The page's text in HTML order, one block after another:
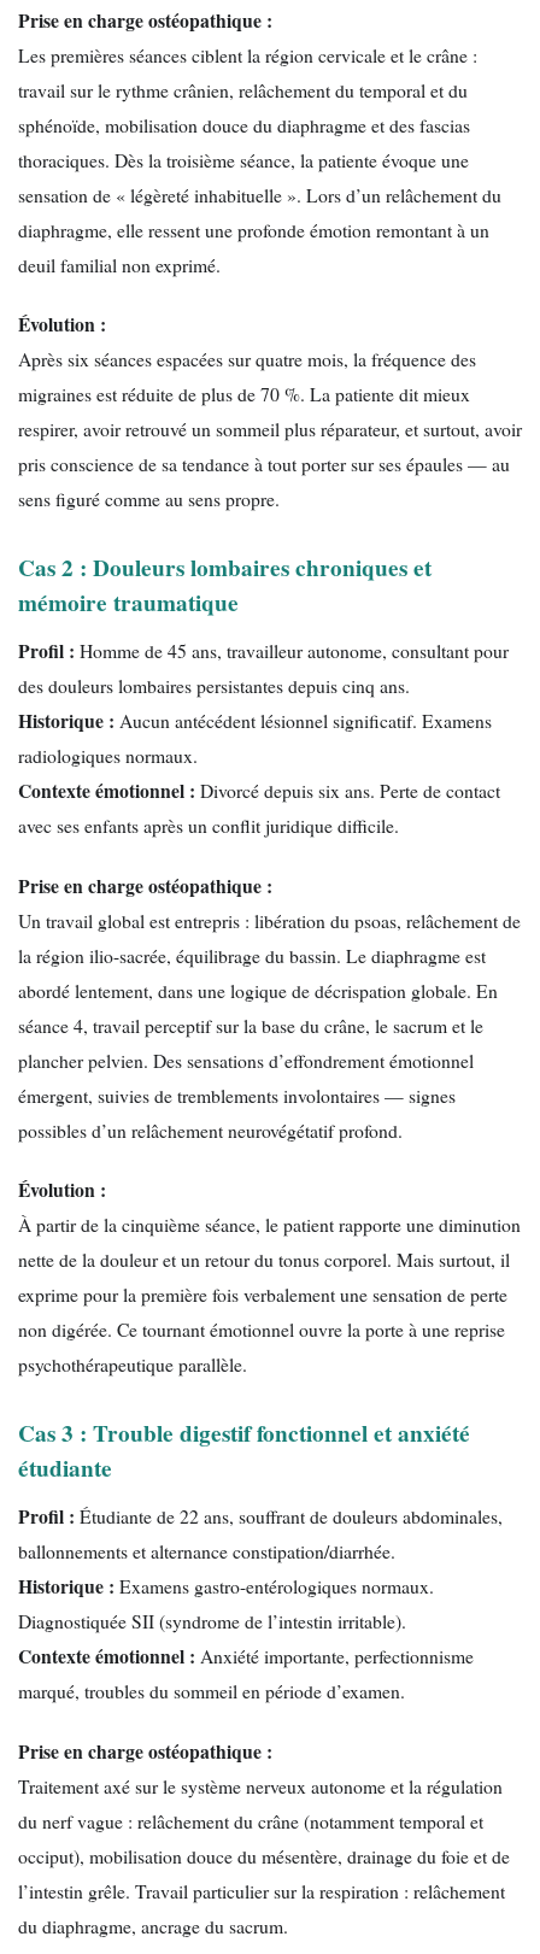
Prise en charge ostéopathique :
Les premières séances ciblent la région cervicale et le crâne :
travail sur le rythme crânien, relâchement du temporal et du
sphénoïde, mobilisation douce du diaphragme et des fascias
thoraciques. Dès la troisième séance, la patiente évoque une
sensation de « légèreté inhabituelle ». Lors d’un relâchement du
diaphragme, elle ressent une profonde émotion remontant à un
deuil familial non exprimé.
Évolution :
Après six séances espacées sur quatre mois, la fréquence des
migraines est réduite de plus de 70 %. La patiente dit mieux
respirer, avoir retrouvé un sommeil plus réparateur, et surtout, avoir
pris conscience de sa tendance à tout porter sur ses épaules — au
sens figuré comme au sens propre.
Cas 2 : Douleurs lombaires chroniques et
mémoire traumatique
Profil : Homme de 45 ans, travailleur autonome, consultant pour
des douleurs lombaires persistantes depuis cinq ans.
Historique : Aucun antécédent lésionnel significatif. Examens
radiologiques normaux.
Contexte émotionnel : Divorcé depuis six ans. Perte de contact
avec ses enfants après un conflit juridique difficile.
Prise en charge ostéopathique :
Un travail global est entrepris : libération du psoas, relâchement de
la région ilio-sacrée, équilibrage du bassin. Le diaphragme est
abordé lentement, dans une logique de décrispation globale. En
séance 4, travail perceptif sur la base du crâne, le sacrum et le
plancher pelvien. Des sensations d’effondrement émotionnel
émergent, suivies de tremblements involontaires — signes
possibles d’un relâchement neurovégétatif profond.
Évolution :
À partir de la cinquième séance, le patient rapporte une diminution
nette de la douleur et un retour du tonus corporel. Mais surtout, il
exprime pour la première fois verbalement une sensation de perte
non digérée. Ce tournant émotionnel ouvre la porte à une reprise
psychothérapeutique parallèle.
Cas 3 : Trouble digestif fonctionnel et anxiété
étudiante
Profil : Étudiante de 22 ans, souffrant de douleurs abdominales,
ballonnements et alternance constipation/diarrhée.
Historique : Examens gastro-entérologiques normaux.
Diagnostiquée SII (syndrome de l’intestin irritable).
Contexte émotionnel : Anxiété importante, perfectionnisme
marqué, troubles du sommeil en période d’examen.
Prise en charge ostéopathique :
Traitement axé sur le système nerveux autonome et la régulation
du nerf vague : relâchement du crâne (notamment temporal et
occiput), mobilisation douce du mésentère, drainage du foie et de
l’intestin grêle. Travail particulier sur la respiration : relâchement
du diaphragme, ancrage du sacrum.